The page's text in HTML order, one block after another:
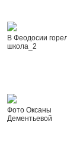
В Феодосии
школа_2
Фото Оксаны
Дементьевой